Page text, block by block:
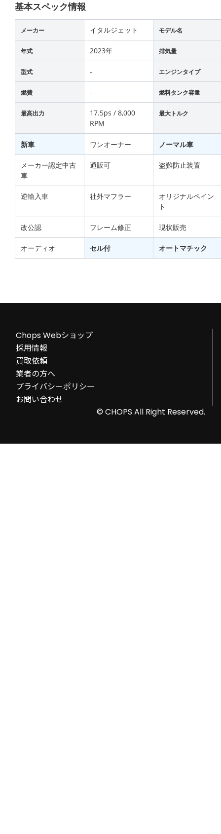
基本スペック情報
メーカー イタルジェット モデル名
年式 2023年 排気量
型式 - エンジンタイプ
燃費 - 燃料タンク容量
最高出力
17.5ps / 8,000
RPM
最大トルク
新車 ワンオーナー ノーマル車
メーカー認定中古
車
通販可 盗難防止装置
逆輸入車 社外マフラー
オリジナルペイン
ト
改公認 フレーム修正 現状販売
オーディオ セル付 オートマチック
Chops Webショップ
採用情報
買取依頼
業者の方へ
プライバシーポリシー
お問い合わせ
© CHOPS All Right Reserved.